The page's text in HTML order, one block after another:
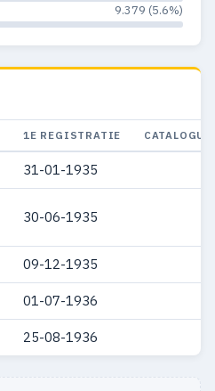
—
1
1
7
4
2
3
9.379 (5.6%)
1E REGISTRATIE
31-01-1935
30-06-1935
09-12-1935
01-07-1936
25-08-1936